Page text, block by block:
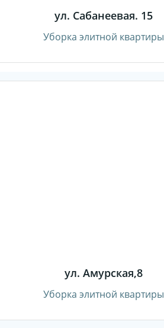
ул. Сабанеевая. 15
Уборка элитной квартиры
ул. Амурская,8
Уборка элитной квартиры